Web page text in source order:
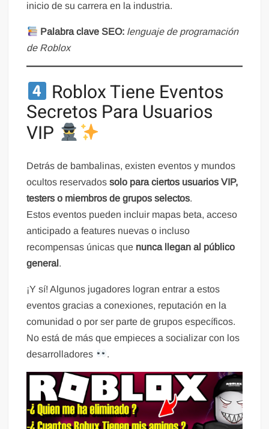
inicio de su carrera en la industria.
Palabra clave SEO: lenguaje de programación
de Roblox
Roblox Tiene Eventos
Secretos Para Usuarios
VIP
Detrás de bambalinas, existen eventos y mundos
ocultos reservadossolo para ciertos usuarios VIP,
testers o miembros de grupos selectos.
Estos eventos pueden incluir mapas beta, acceso
anticipado a features nuevas o incluso
recompensas únicas que nunca llegan al público
general .
¡Y sí! Algunos jugadores logran entrar a estos
eventos gracias a conexiones, reputación en la
comunidad o por ser parte de grupos específicos.
No está de más que empieces a socializar con los
desarrolladores
.